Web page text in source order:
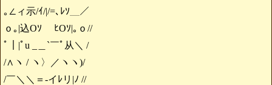
｡∠ィ示/ｲ/|/=､ﾚｿ＿／
ｏ｡|込Oｿ ﾋOｿ|｡ｏ//
ﾟ｜|ﾟu _＿`￣ﾟ从＼ /
/∧ヽ / ヽ〉／ヽヽ)/
/￣＼＼＝-イﾚリ|ﾉ //